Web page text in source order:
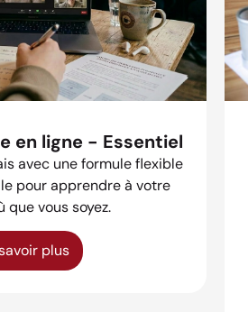
en ligne - Essentiel
avec une formule flexible
pour apprendre à votre
que vous soyez.
plus